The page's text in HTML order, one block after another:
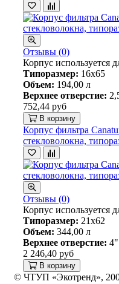
Отзывы (0)
Корпус используется
Типоразмер: 16х65
Объем: 194,00 л
Верхнее отверстие:
752,44 руб
В корзину
Корпус фильтра
стекловолокна,
Отзывы (0)
Корпус используется
Типоразмер: 21х62
Объем: 344,00 л
Верхнее отверстие: 4"
2 246,40 руб
В корзину
© ЧТУП «Экотренд»,